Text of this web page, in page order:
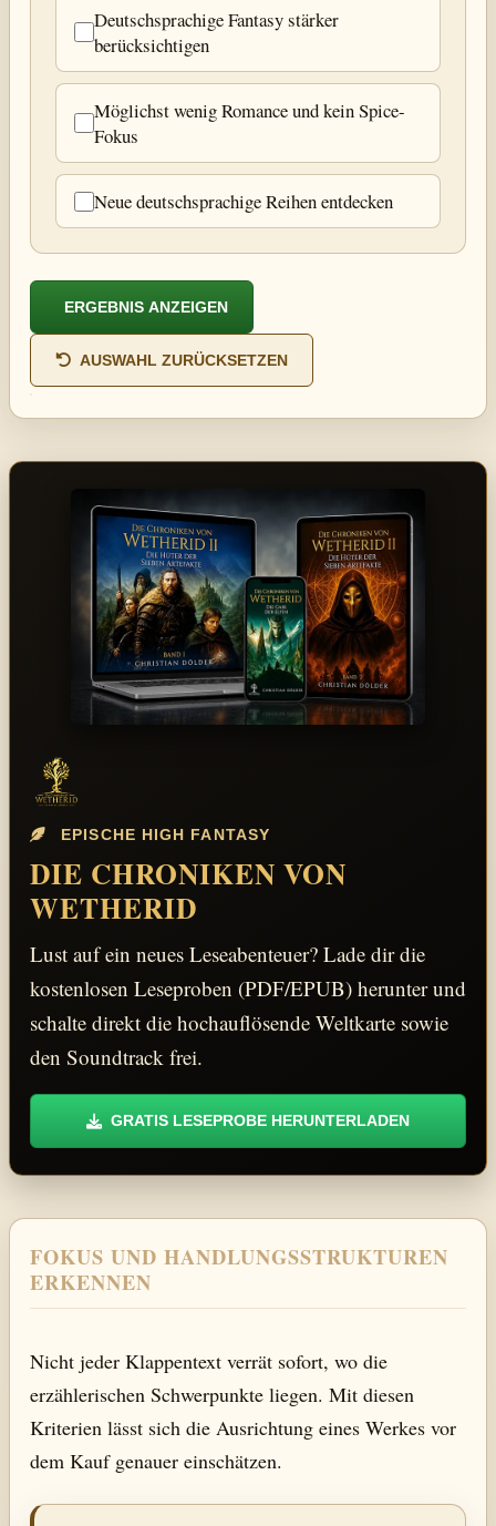
Deutschsprachige Fantasy stärker
berücksichtigen
Möglichst wenig Romance und kein Spice-
Fokus
Neue deutschsprachige Reihen entdecken
ERGEBNIS ANZEIGEN
AUSWAHL ZURÜCKSETZEN
EPISCHE HIGH FANTASY
DIE CHRONIKEN VON
WETHERID
Lust auf ein neues Leseabenteuer? Lade dir die
kostenlosen Leseproben (PDF/EPUB) herunter und
schalte direkt die hochauflösende Weltkarte sowie
den Soundtrack frei.
GRATIS LESEPROBE HERUNTERLADEN
FOKUS UND HANDLUNGSSTRUKTUREN
ERKENNEN
Nicht jeder Klappentext verrät sofort, wo die
erzählerischen Schwerpunkte liegen. Mit diesen
Kriterien lässt sich die Ausrichtung eines Werkes vor
dem Kauf genauer einschätzen.